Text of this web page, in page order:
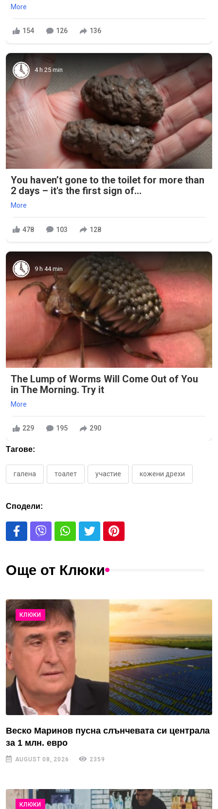
More
154 126 136
4 h 25 min
You haven’t gone to the toilet for more than
2 days – it's the first sign of...
More
478 103 128
9 h 44 min
The Lump of Worms Will Come Out of You
in The Morning. Try it
More
229 195 290
Тагове:
галена тоалет участие кожени дрехи
Сподели:
Още от Клюки
КЛЮКИ
Веско Маринов пусна слънчевата си централа
за 1 млн. евро
AUGUST 08, 2026 2359
КЛЮКИ